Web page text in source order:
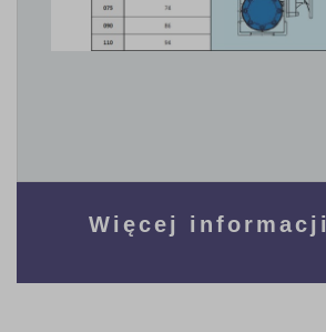
Więcej informacji